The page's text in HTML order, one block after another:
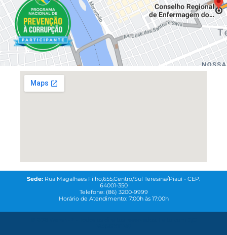
Sede: Rua Magalhaes Filho,655,Centro/Sul Teresina/Piauí - CEP:
64001-350
Telefone: (86) 3200-9999
Horário de Atendimento: 7:00h às 17:00h